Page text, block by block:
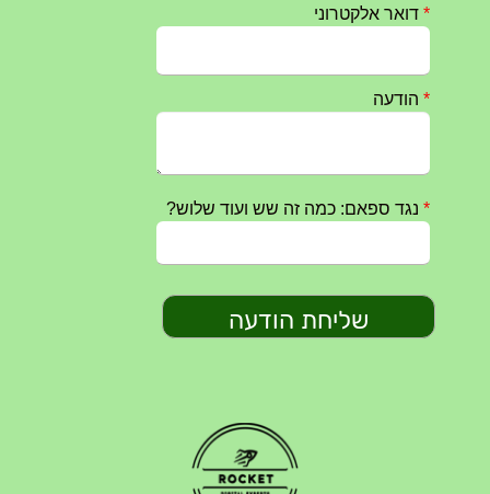
טקס ההתיחדות השנתי 2023 נערך ב 5/9/2023 באנדרטה